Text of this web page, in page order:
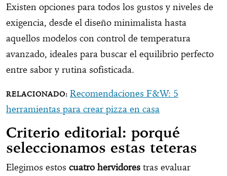
Existen opciones para todos los gustos y niveles de
exigencia, desde el diseño minimalista hasta
aquellos modelos con control de temperatura
avanzado, ideales para buscar el equilibrio perfecto
entre sabor y rutina sofisticada.
Recomendaciones F&W: 5
herramientas para crear pizza en casa
Criterio editorial: porqué
seleccionamos estas teteras
Elegimos estos cuatro hervidores tras evaluar